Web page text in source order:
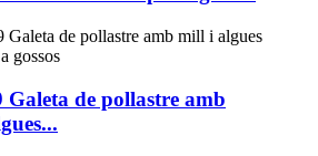
Galeta de pollastre amb